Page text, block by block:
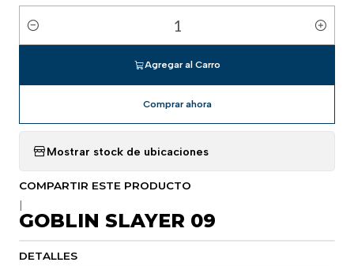
Cantidad
Agregar al Carro
Comprar ahora
Mostrar stock de ubicaciones
COMPARTIR ESTE PRODUCTO
GOBLIN SLAYER 09
DETALLES